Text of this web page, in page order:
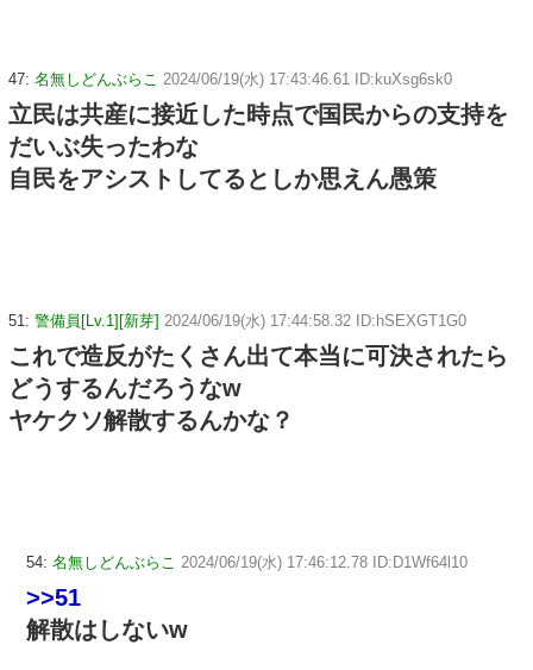
47: 名無しどんぶらこ 2024/06/19(水) 17:43:46.61 ID:kuXsg6sk0
立民は共産に接近した時点で国民からの支持を
だいぶ失ったわな
自民をアシストしてるとしか思えん愚策
51: 警備員[Lv.1][新芽] 2024/06/19(水) 17:44:58.32 ID:hSEXGT1G0
これで造反がたくさん出て本当に可決されたら
どうするんだろうなw
ヤケクソ解散するんかな？
54: 名無しどんぶらこ 2024/06/19(水) 17:46:12.78 ID:D1Wf64l10
>>51
解散はしないw